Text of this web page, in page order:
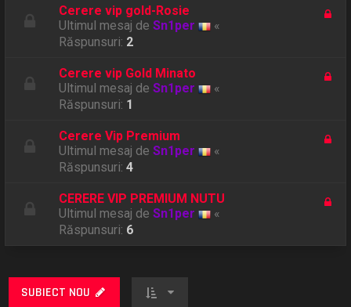
Cerere vip gold-Rosie
Ultimul mesaj deSn1per
«
Răspunsuri: 2
Cerere vip Gold Minato
Ultimul mesaj deSn1per
«
Răspunsuri: 1
Cerere Vip Premium
Ultimul mesaj deSn1per
«
Răspunsuri:4
CERERE VIP PREMIUM NUTU
Ultimul mesaj deSn1per
«
Răspunsuri: 6
SUBIECT NOU